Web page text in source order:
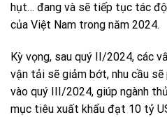
hụt… đang và sẽ tiếp tục tác
của Việt Nam trong năm 2024.
Kỳ vọng, sau quý II/2024, các
vận tải sẽ giảm bớt, nhu cầu
vào quý III/2024, giúp ngành
mục tiêu xuất khẩu đạt 10 tỷ